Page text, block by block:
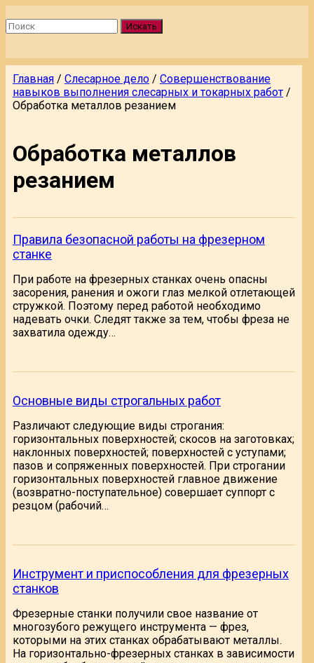
Искать
Главная / Слесарное дело / Совершенствование
навыков выполнения слесарных и токарных работ /
Обработка металлов резанием
Обработка металлов
резанием
Правила безопасной работы на фрезерном
станке
При работе на фрезерных станках очень опасны
засорения, ранения и ожоги глаз мелкой отлетающей
стружкой. Поэтому перед работой необходимо
надевать очки. Следят также за тем, чтобы фреза не
захватила одежду…
Основные виды строгальных работ
Различают следующие виды строгания:
горизонтальных поверхностей; скосов на заготовках;
наклонных поверхностей; поверхностей с уступами;
пазов и сопряженных поверхностей. При строгании
горизонтальных поверхностей главное движение
(возвратно-поступательное) совершает суппорт с
резцом (рабочий…
Инструмент и приспособления для фрезерных
станков
Фрезерные станки получили свое название от
многозубого режущего инструмента — фрез,
которыми на этих станках обрабатывают металлы.
На горизонтально-фрезерных станках в зависимости